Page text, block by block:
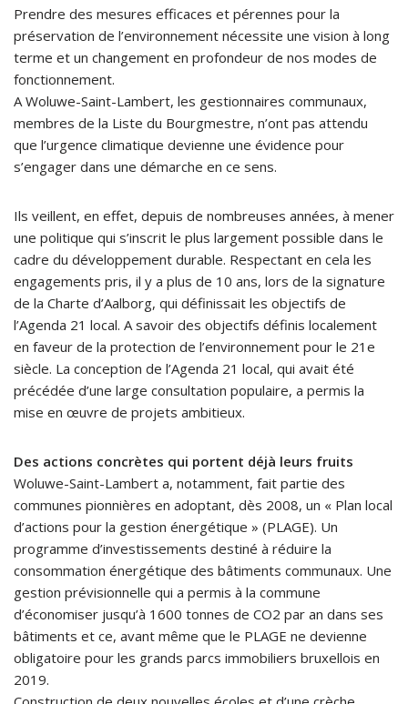
Prendre des mesures efficaces et pérennes pour la
préservation de l’environnement nécessite une vision à long
terme et un changement en profondeur de nos modes de
fonctionnement.
A Woluwe-Saint-Lambert, les gestionnaires communaux,
membres de la Liste du Bourgmestre, n’ont pas attendu
que l’urgence climatique devienne une évidence pour
s’engager dans une démarche en ce sens.
Ils veillent, en effet, depuis de nombreuses années, à mener
une politique qui s’inscrit le plus largement possible dans le
cadre du développement durable. Respectant en cela les
engagements pris, il y a plus de 10 ans, lors de la signature
de la Charte d’Aalborg, qui définissait les objectifs de
l’Agenda 21 local. A savoir des objectifs définis localement
en faveur de la protection de l’environnement pour le 21e
siècle. La conception de l’Agenda 21 local, qui avait été
précédée d’une large consultation populaire, a permis la
mise en œuvre de projets ambitieux.
Des actions concrètes qui portent déjà leurs fruits
Woluwe-Saint-Lambert a, notamment, fait partie des
communes pionnières en adoptant, dès 2008, un « Plan local
d’actions pour la gestion énergétique » (PLAGE). Un
programme d’investissements destiné à réduire la
consommation énergétique des bâtiments communaux. Une
gestion prévisionnelle qui a permis à la commune
d’économiser jusqu’à 1600 tonnes de CO2 par an dans ses
bâtiments et ce, avant même que le PLAGE ne devienne
obligatoire pour les grands parcs immobiliers bruxellois en
2019.